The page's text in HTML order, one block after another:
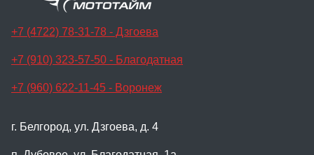
+7 (4722) 78-31-78 - Дзгоева
+7 (910) 323-57-50 - Благодатная
+7 (960) 622-11-45 - Воронеж
г. Белгород, ул. Дзгоева, д. 4